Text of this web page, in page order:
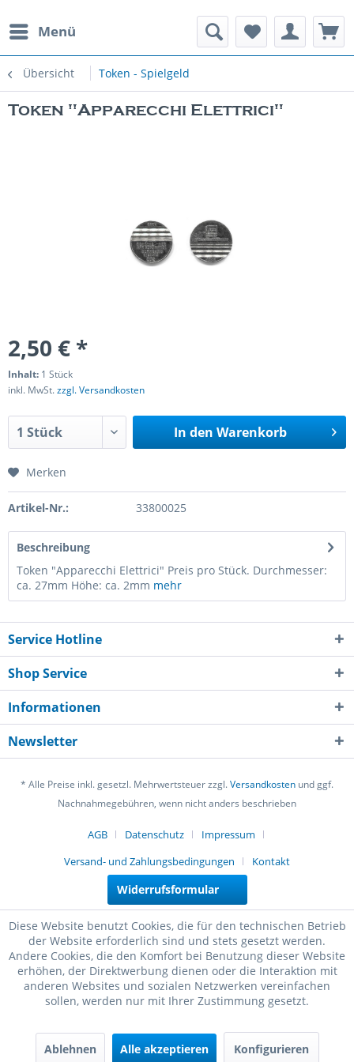
Menü
Übersicht Token - Spielgeld
Spielautomaten
Token "Apparecchi Elettrici"
2,50 € *
Inhalt: 1 Stück
inkl. MwSt.zzgl. Versandkosten
In den Warenkorb
Merken
Artikel-Nr.: 33800025
Beschreibung
Token "Apparecchi Elettrici" Preis pro Stück. Durchmesser:
ca. 27mm Höhe: ca. 2mm mehr
Service Hotline
Shop Service
Informationen
Newsletter
* Alle Preise inkl. gesetzl. Mehrwertsteuer zzgl.Versandkosten und ggf.
Nachnahmegebühren, wenn nicht anders beschrieben
AGB Datenschutz
Impressum
Versand- und Zahlungsbedingungen
Kontakt
Widerrufsformular
Diese Website benutzt Cookies, die für den technischen Betrieb
der Website erforderlich sind und stets gesetzt werden.
Andere Cookies, die den Komfort bei Benutzung dieser Website
erhöhen, der Direktwerbung dienen oder die Interaktion mit
anderen Websites und sozialen Netzwerken vereinfachen
sollen, werden nur mit Ihrer Zustimmung gesetzt.
Ablehnen Alle akzeptieren Konfigurieren